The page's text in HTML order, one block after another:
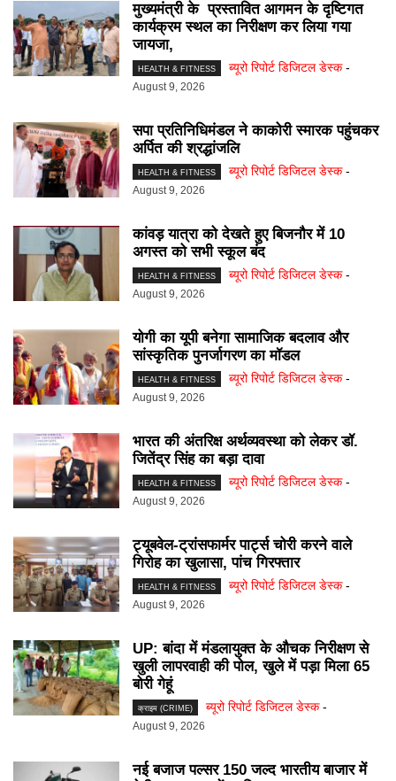
मुख्यमंत्री के प्रस्तावित आगमन के दृष्टिगत
कार्यक्रम स्थल का निरीक्षण कर लिया गया
जायजा,
HEALTH & FITNESS ब्यूरो रिपोर्ट डिजिटल डेस्क -
August 9, 2026
सपा प्रतिनिधिमंडल ने काकोरी स्मारक पहुंचकर
अर्पित की श्रद्धांजलि
HEALTH & FITNESS ब्यूरो रिपोर्ट डिजिटल डेस्क -
August 9, 2026
कांवड़ यात्रा को देखते हुए बिजनौर में 10
अगस्त को सभी स्कूल बंद
HEALTH & FITNESS ब्यूरो रिपोर्ट डिजिटल डेस्क -
August 9, 2026
योगी का यूपी बनेगा सामाजिक बदलाव और
सांस्कृतिक पुनर्जागरण का मॉडल
HEALTH & FITNESS ब्यूरो रिपोर्ट डिजिटल डेस्क -
August 9, 2026
भारत की अंतरिक्ष अर्थव्यवस्था को लेकर डॉ.
जितेंद्र सिंह का बड़ा दावा
HEALTH & FITNESS ब्यूरो रिपोर्ट डिजिटल डेस्क -
August 9, 2026
ट्यूबवेल-ट्रांसफार्मर पार्ट्स चोरी करने वाले
गिरोह का खुलासा, पांच गिरफ्तार
HEALTH & FITNESS ब्यूरो रिपोर्ट डिजिटल डेस्क -
August 9, 2026
UP: बांदा में मंडलायुक्त के औचक निरीक्षण से
खुली लापरवाही की पोल, खुले में पड़ा मिला 65
बोरी गेहूं
क्राइम (CRIME) ब्यूरो रिपोर्ट डिजिटल डेस्क -
August 9, 2026
नई बजाज पल्सर 150 जल्द भारतीय बाजार में